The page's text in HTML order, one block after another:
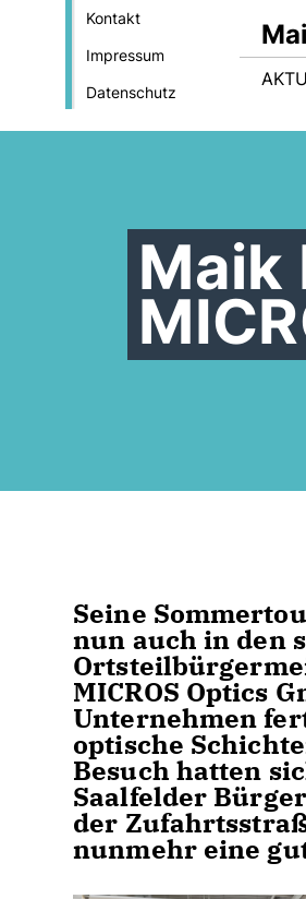
Kontakt
Impressum
Datenschutz
Maik
Seine
nun auch in den
MICROS Optics
Unternehmen
optische
Besuch hatten
Saalfelder
der
nunmehr eine